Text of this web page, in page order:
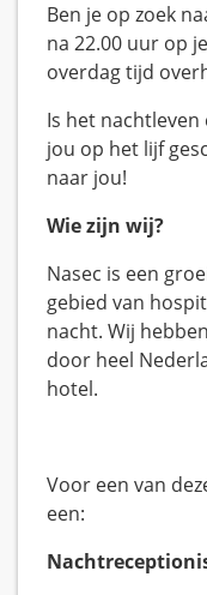
Ben je op zoek
na 22.00 uur op
overdag tijd
Is het
jou op het lijf
naar jou!
Wie zijn wij?
Nasec is een
gebied van
nacht. Wij
door heel
hotel.
Voor een van
een: